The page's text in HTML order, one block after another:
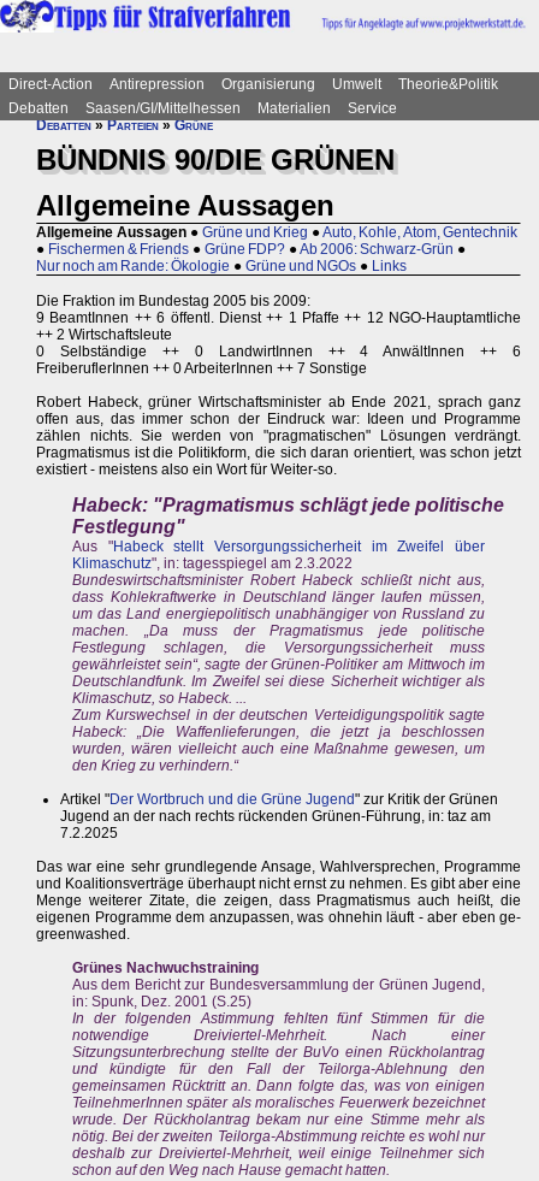
Direct-Action Antirepression Organisierung Umwelt
Theorie&Politik
Debatten
Saasen/GI/Mittelhessen Materialien
Service
Debatten»Parteien»Grüne
BÜNDNIS 90/DIE GRÜNEN
Allgemeine Aussagen
Allgemeine Aussagen ● Grüne und Krieg ●Auto, Kohle, Atom, Gentechnik
● Fischermen & Friends ● Grüne FDP? ●Ab 2006: Schwarz-Grün ●
Nur noch am Rande: Ökologie ● Grüne und NGOs ● Links
Die Fraktion im Bundestag 2005 bis 2009:
9 BeamtInnen ++ 6 öffentl. Dienst ++ 1 Pfaffe ++ 12 NGO-Hauptamtliche
++ 2 Wirtschaftsleute
0 Selbständige ++ 0 LandwirtInnen ++ 4 AnwältInnen ++ 6
FreiberuflerInnen ++ 0 ArbeiterInnen ++ 7 Sonstige
Robert Habeck, grüner Wirtschaftsminister ab Ende 2021, sprach ganz
offen aus, das immer schon der Eindruck war: Ideen und Programme
zählen nichts. Sie werden von "pragmatischen" Lösungen verdrängt.
Pragmatismus ist die Politikform, die sich daran orientiert, was schon jetzt
existiert - meistens also ein Wort für Weiter-so.
Habeck: "Pragmatismus schlägt jede politische
Festlegung"
Aus "Habeck stellt Versorgungssicherheit im Zweifel über
Klimaschutz", in: tagesspiegel am 2.3.2022
Bundeswirtschaftsminister Robert Habeck schließt nicht aus,
dass Kohlekraftwerke in Deutschland länger laufen müssen,
um das Land energiepolitisch unabhängiger von Russland zu
machen. „Da muss der Pragmatismus jede politische
Festlegung schlagen, die Versorgungssicherheit muss
gewährleistet sein“, sagte der Grünen-Politiker am Mittwoch im
Deutschlandfunk. Im Zweifel sei diese Sicherheit wichtiger als
Klimaschutz, so Habeck. ...
Zum Kurswechsel in der deutschen Verteidigungspolitik sagte
Habeck: „Die Waffenlieferungen, die jetzt ja beschlossen
wurden, wären vielleicht auch eine Maßnahme gewesen, um
den Krieg zu verhindern.“
Artikel "Der Wortbruch und die Grüne Jugend" zur Kritik der Grünen
Jugend an der nach rechts rückenden Grünen-Führung, in: taz am
7.2.2025
Das war eine sehr grundlegende Ansage, Wahlversprechen, Programme
und Koalitionsverträge überhaupt nicht ernst zu nehmen. Es gibt aber eine
Menge weiterer Zitate, die zeigen, dass Pragmatismus auch heißt, die
eigenen Programme dem anzupassen, was ohnehin läuft - aber eben ge-
greenwashed.
Grünes Nachwuchstraining
Aus dem Bericht zur Bundesversammlung der Grünen Jugend,
in: Spunk, Dez. 2001 (S.25)
In der folgenden Astimmung fehlten fünf Stimmen für die
notwendige Dreiviertel-Mehrheit. Nach einer
Sitzungsunterbrechung stellte der BuVo einen Rückholantrag
und kündigte für den Fall der Teilorga-Ablehnung den
gemeinsamen Rücktritt an. Dann folgte das, was von einigen
TeilnehmerInnen später als moralisches Feuerwerk bezeichnet
wrude. Der Rückholantrag bekam nur eine Stimme mehr als
nötig. Bei der zweiten Teilorga-Abstimmung reichte es wohl nur
deshalb zur Dreiviertel-Mehrheit, weil einige Teilnehmer sich
schon auf den Weg nach Hause gemacht hatten.